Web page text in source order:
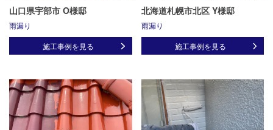
山口県宇部市 O様邸
雨漏り
施工事例を見る
北海道札幌市北区 Y様邸
雨漏り
施工事例を見る